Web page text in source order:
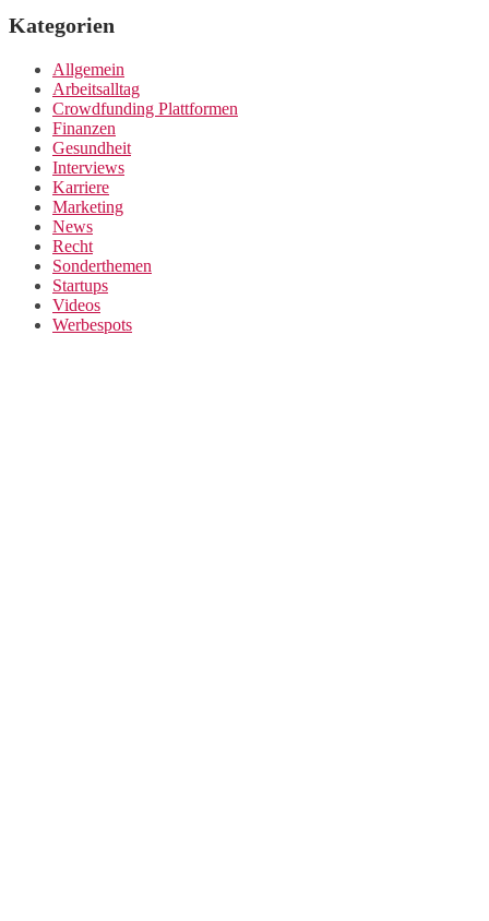
Kategorien
Allgemein
Arbeitsalltag
Crowdfunding Plattformen
Finanzen
Gesundheit
Interviews
Karriere
Marketing
News
Recht
Sonderthemen
Startups
Videos
Werbespots